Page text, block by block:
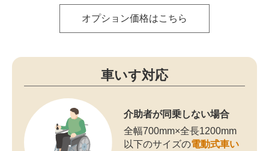
オプション価格はこちら
車いす対応
介助者が同乗しない場合
全幅700mm×全長1200mm
以下のサイズの電動式車い